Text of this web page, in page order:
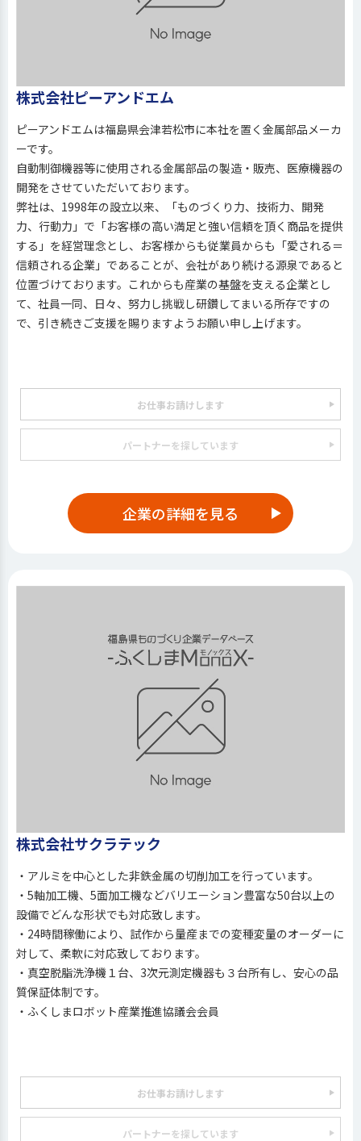
株式会社ピーアンドエム
ピーアンドエムは福島県会津若松市に本社を置く金属部品メーカ
ーです。
自動制御機器等に使用される金属部品の製造・販売、医療機器の
開発をさせていただいております。
弊社は、1998年の設立以来、「ものづくり力、技術力、開発
力、行動力」で「お客様の高い満足と強い信頼を頂く商品を提供
する」を経営理念とし、お客様からも従業員からも「愛される＝
信頼される企業」であることが、会社があり続ける源泉であると
位置づけております。これからも産業の基盤を支える企業とし
て、社員一同、日々、努力し挑戦し研鑽してまいる所存ですの
で、引き続きご支援を賜りますようお願い申し上げます。
お仕事お請けします
パートナーを探しています
企業の詳細を見る
株式会社サクラテック
・アルミを中心とした非鉄金属の切削加工を行っています。
・5軸加工機、5面加工機などバリエーション豊富な50台以上の
設備でどんな形状でも対応致します。
・24時間稼働により、試作から量産までの変種変量のオーダーに
対して、柔軟に対応致しております。
・真空脱脂洗浄機１台、3次元測定機器も３台所有し、安心の品
質保証体制です。
・ふくしまロボット産業推進協議会会員
お仕事お請けします
パートナーを探しています